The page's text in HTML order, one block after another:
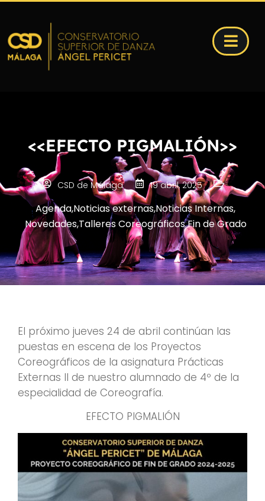
<<EFECTO PIGMALIÓN>>
CSD de Málaga 19 abril, 2025
Agenda,Noticias externas,Noticias Internas,
Novedades,Talleres Coreográficos Fin de Grado
El próximo jueves 24 de abril continúan las
puestas en escena de los Proyectos
Coreográficos de la asignatura Prácticas
Externas II de nuestro alumnado de 4º de la
especialidad de Coreografía.
EFECTO PIGMALIÓN